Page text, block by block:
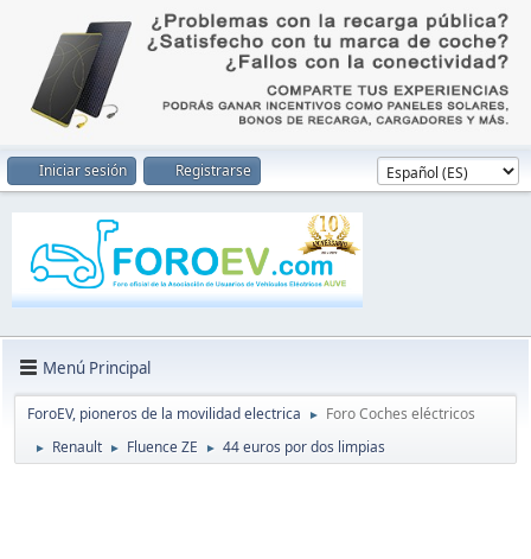
Iniciar sesión Registrarse
Menú Principal
ForoEV, pioneros de la movilidad electrica ► Foro Coches eléctricos
► Renault ► Fluence ZE ► 44 euros por dos limpias